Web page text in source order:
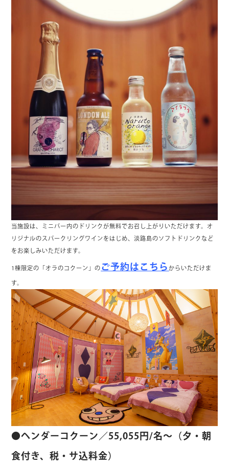
当施設は、ミニバー内のドリンクが無料でお召し上がりいただけます。オ
リジナルのスパークリングワインをはじめ、淡路島のソフトドリンクなど
をお楽しみいただけます。
1棟限定の「オラのコクーン」の ご予約はこちら からいただけま
す。
●ヘンダーコクーン／55,055円/名～（夕・朝
食付き、税・サ込料金）